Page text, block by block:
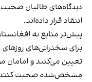
دیدگاه‌های طالبان صحبت
انتقاد قرار داده‌اند.
پیش‌تر منابع به
برای سخنرانی‌های
تعیین می‌کنند و امامان
مشخص‌شده صحبت